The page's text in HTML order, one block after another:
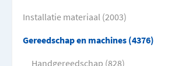
Installatie materiaal (2003)
Gereedschap en machines (4376)
Handgereedschap (828)